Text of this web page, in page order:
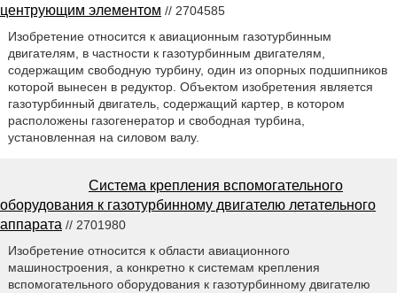
центрующим элементом // 2704585
Изобретение относится к авиационным газотурбинным
двигателям, в частности к газотурбинным двигателям,
содержащим свободную турбину, один из опорных подшипников
которой вынесен в редуктор. Объектом изобретения является
газотурбинный двигатель, содержащий картер, в котором
расположены газогенератор и свободная турбина,
установленная на силовом валу.
Система крепления вспомогательного
оборудования к газотурбинному двигателю летательного
аппарата // 2701980
Изобретение относится к области авиационного
машиностроения, а конкретно к системам крепления
вспомогательного оборудования к газотурбинному двигателю